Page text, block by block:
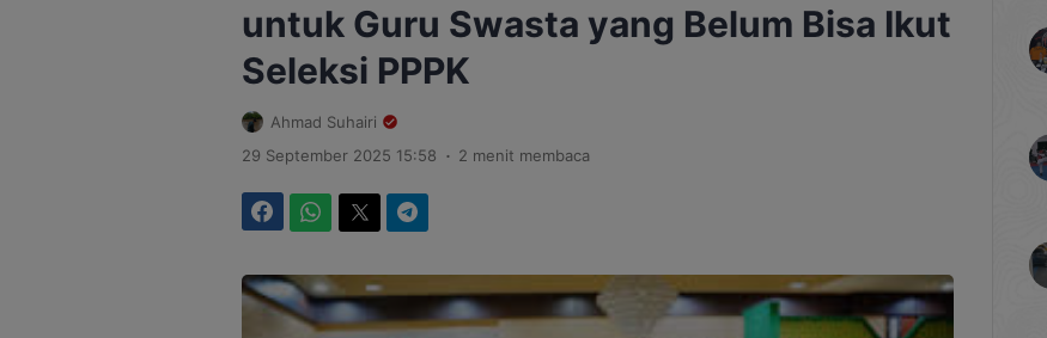
untuk Guru Swasta yang Belum Bisa Ikut
Seleksi PPPK
Ahmad Suhairi
29 September 2025 15:58 . 2 menit membaca